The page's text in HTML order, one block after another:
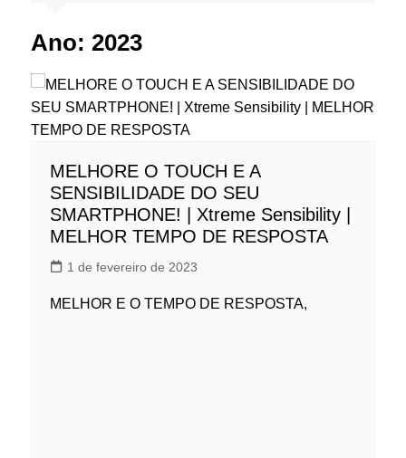
Ano: 2023
MELHORE O TOUCH E A
SENSIBILIDADE DO SEU
SMARTPHONE! | Xtreme Sensibility |
MELHOR TEMPO DE RESPOSTA
1 de fevereiro de 2023
MELHOR E O TEMPO DE RESPOSTA,